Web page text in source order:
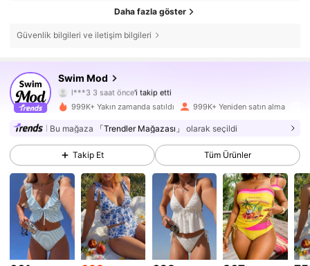
Daha fazla göster
Güvenlik bilgileri ve iletişim bilgileri
Swim Mod
4,81
546K Takipçiler
l***3 3 saat önce'i takip etti
4,81 546K Takipçiler
4,81 546K Takipçiler
4,81 546K Takipçiler
4,81 546K Takipçiler
999K+ Yakın zamanda satıldı 999K+ Yeniden satın alma
Bu mağaza 「Trendler Mağazası」 olarak seçildi
Takip Et Tüm Ürünler